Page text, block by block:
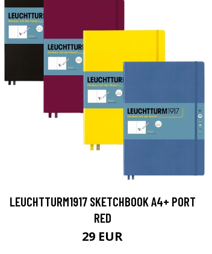
LEUCHTTURM1917 SKETCHBOOK A4+ PORT
RED
29 EUR